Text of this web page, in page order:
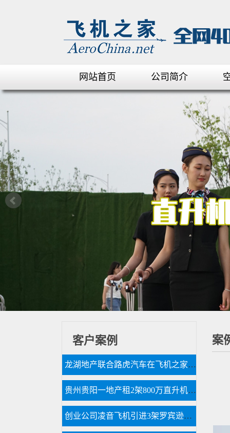
网站首页 公司简介
案
客户案例
龙湖地产联合路虎汽车在飞机之家包机体验飞行
贵州贵阳一地产租2架800万直升机空中看房
创业公司凌音飞机引进3架罗宾逊R44直升机将用于租赁和销售